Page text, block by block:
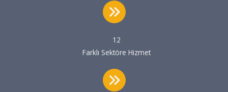
12
Farklı Sektöre Hizmet